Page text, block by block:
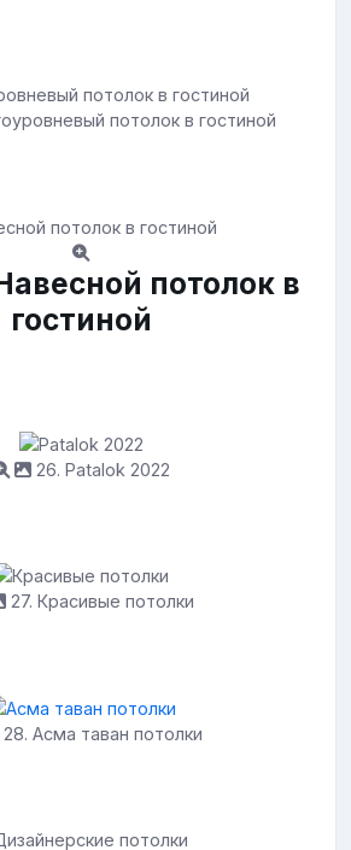
потолок в гостиной
потолок в
гостиной
26. Patalok 2022
27. Красивые потолки
Асма таван потолки